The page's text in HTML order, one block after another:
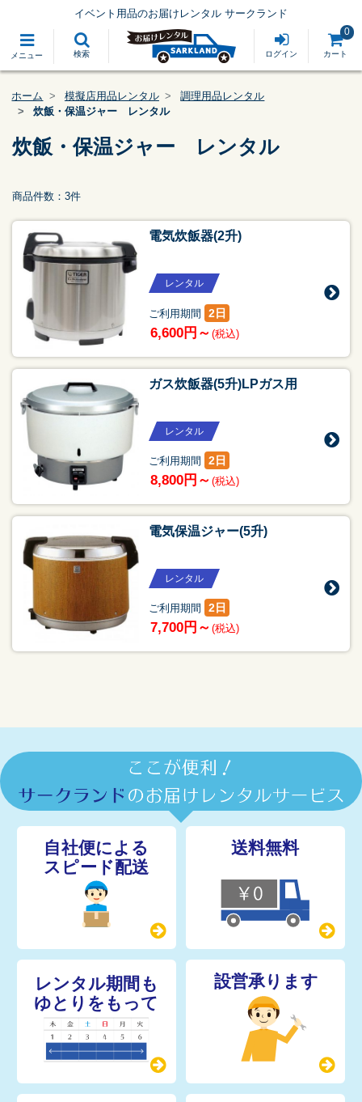
メニュー 検索
イベント用品のお届けレンタル サークランド
ログイン カート
0
ホーム 模擬店用品レンタル
調理用品レンタル
炊飯・保温ジャー レンタル
炊飯・保温ジャー レンタル
商品件数：3件
電気炊飯器(2升)
レンタル
ご利用期間 2日
6,600円～ (税込)
ガス炊飯器(5升)LPガス用
レンタル
ご利用期間 2日
8,800円～ (税込)
電気保温ジャー(5升)
レンタル
ご利用期間 2日
7,700円～ (税込)